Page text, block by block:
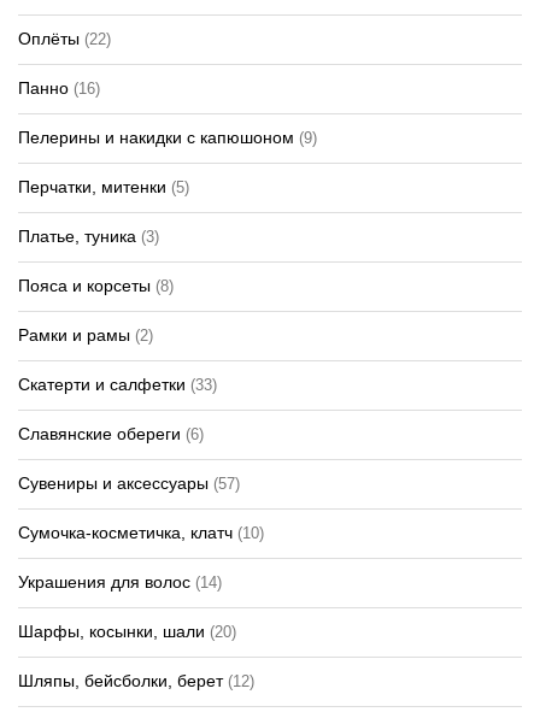
Оплёты (22)
Панно (16)
Пелерины и накидки с капюшоном (9)
Перчатки, митенки (5)
Платье, туника (3)
Пояса и корсеты (8)
Рамки и рамы (2)
Скатерти и салфетки (33)
Славянские обереги (6)
Сувениры и аксессуары (57)
Сумочка-косметичка, клатч (10)
Украшения для волос (14)
Шарфы, косынки, шали (20)
Шляпы, бейсболки, берет(12)